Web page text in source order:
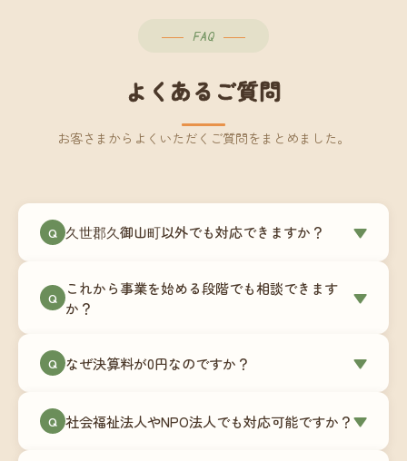
FAQ
よくあるご質問
お客さまからよくいただくご質問をまとめました。
Q 久世郡久御山町以外でも対応できますか？ ▼
す。Zoomやチャットツールを使ったオンラインで
のやり取りが中心ですので、地域を問わずサポー
地域の事業者さまにご利用いただいています。
Q
これから事業を始める段階でも相談できます
か？
▼
180,000円〜）をご用意しています。事業計画の段
談にも対応しています。
Q なぜ決算料が0円なのですか？ ▼
次で進めています。そのため、決算時に追加の作
Q 社会福祉法人やNPO法人でも対応可能ですか？▼